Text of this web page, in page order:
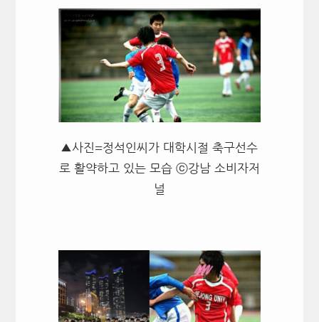
▲사진=정석인씨가 대학시절 축구선수
로 활약하고 있는 모습 ⓒ강남 소비자저
널